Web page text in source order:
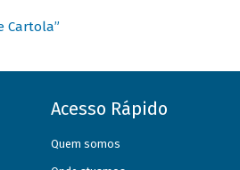
Cartola”
Acesso Rápido
Quem somos